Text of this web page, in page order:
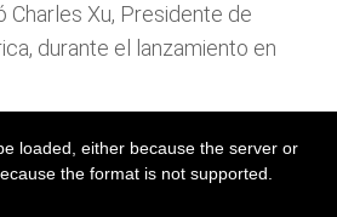
Charles Xu, Presidente de
durante el lanzamiento en